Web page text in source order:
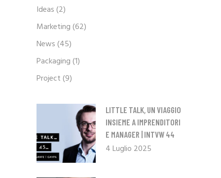
Ideas(2)
Marketing(62)
News(45)
Packaging(1)
Project(9)
LITTLE TALK, UN VIAGGIO
INSIEME A IMPRENDITORI
E MANAGER | INTVW 44
4 Luglio 2025